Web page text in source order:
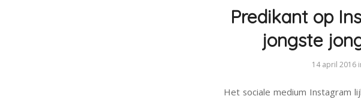
Predikant op
jongste
14 april 2016
Het sociale medium Instagram